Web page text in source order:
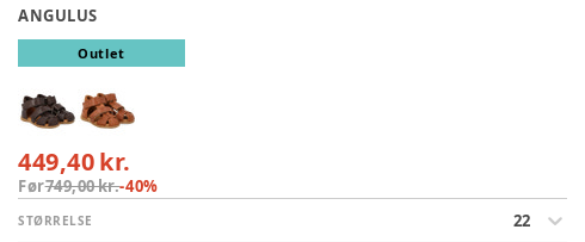
ANGULUS
Outlet
449,40 kr.
Før749,00 kr.-40%
STØRRELSE 22